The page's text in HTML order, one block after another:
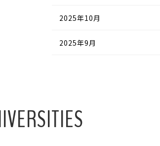
2025年10月
2025年9月